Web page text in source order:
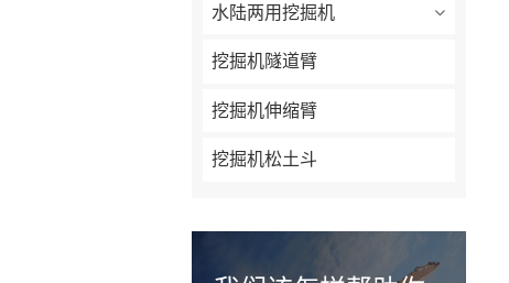
水陆两用挖掘机
挖掘机隧道臂
挖掘机伸缩臂
挖掘机松土斗